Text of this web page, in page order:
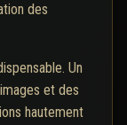
des
Un
et des
hautement